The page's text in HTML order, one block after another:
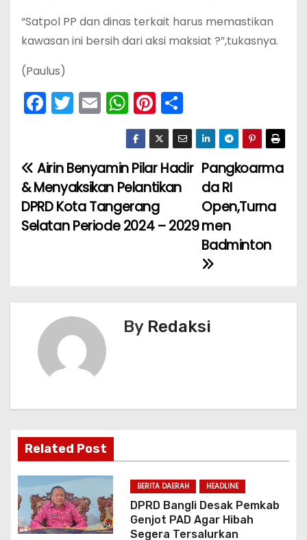
“Satpol PP dan dinas terkait harus memastikan
kawasan ini bersih dari aksi maksiat ?”,tukasnya.
(Paulus)
F
a
e
b
o
o
T
w
er
E
m
l
W
h
a
ts
A
p
p
Pi
nt
er
e
st
h
ar
e
N
a
v
p
o
s
Pangkoarma
da RI
Open,Turna
men
Badminton
Airin Benyamin Pilar Hadir
& Menyaksikan Pelantikan
DPRD Kota Tangerang
Selatan Periode 2024 – 2029
By Redaksi
Related Post
BERITA DAERAH HEADLINE
DPRD Bangli Desak Pemkab
Genjot PAD Agar Hibah
Segera Tersalurkan